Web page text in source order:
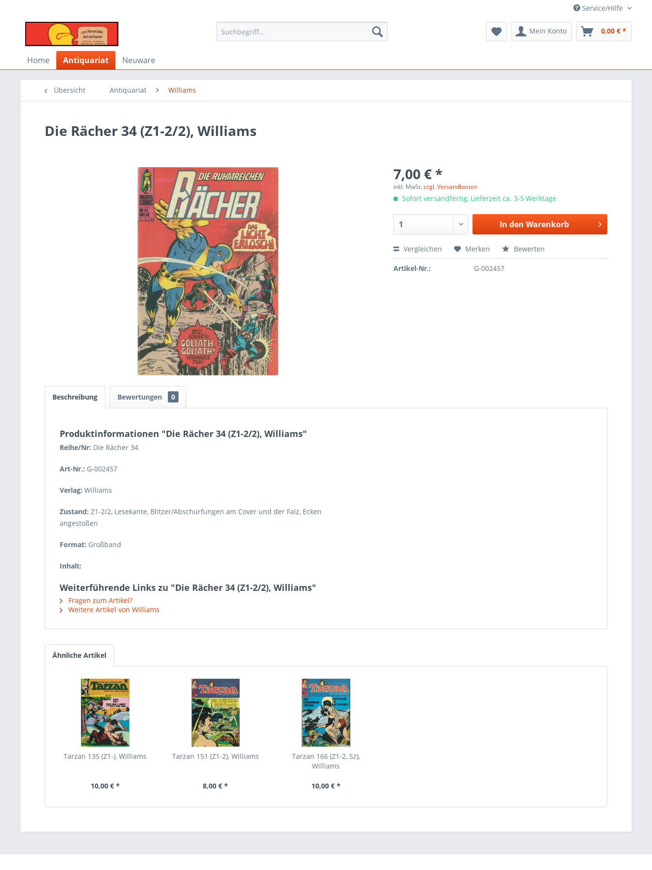
Service/Hilfe
Mein Konto 0,00 € *
Home Antiquariat Neuware
Übersicht Antiquariat Williams
Die Rächer 34 (Z1-2/2), Williams
7,00 € *
inkl. MwSt.zzgl. Versandkosten
Sofort versandfertig, Lieferzeit ca. 3-5 Werktage
In den Warenkorb
Vergleichen Merken Bewerten
Artikel-Nr.: G-002457
Beschreibung Bewertungen 0
Produktinformationen "Die Rächer 34 (Z1-2/2), Williams"
Reihe/Nr: Die Rächer 34
Art-Nr.: G-002457
Verlag: Williams
Zustand: Z1-2/2, Lesekante, Blitzer/Abschürfungen am Cover und der Falz, Ecken
angestoßen
Format: Großband
Inhalt:
Weiterführende Links zu "Die Rächer 34 (Z1-2/2), Williams"
Fragen zum Artikel?
Weitere Artikel von Williams
Ähnliche Artikel
Tarzan 135 (Z1-), Williams
10,00 € *
Tarzan 151 (Z1-2), Williams
8,00 € *
Tarzan 166 (Z1-2, Sz),
Williams
10,00 € *